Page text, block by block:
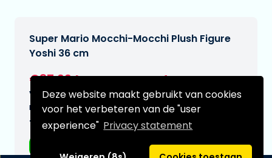
Deze website maakt gebruikt van cookies
voor het verbeteren van de "user
experience" Privacy statement
Super Mario Mocchi-Mocchi Plush Figure
Yoshi 36 cm
€37,99
Verwachtte leverdatum:
n.v.t.
Type: